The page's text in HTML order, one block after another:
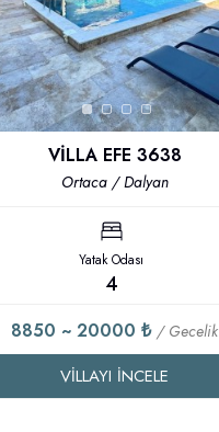
VİLLA EFE 3638
Ortaca / Dalyan
Yatak Odası
4
8850 ~ 20000 ₺ / Gecelik
VILLAYI İNCELE